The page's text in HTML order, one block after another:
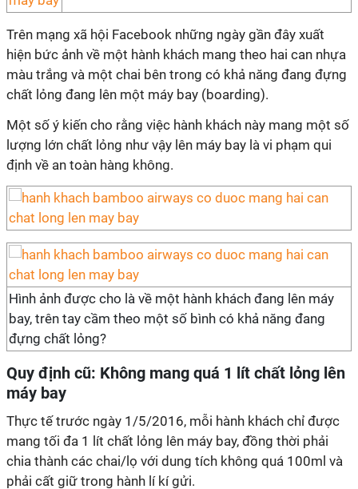
Trên mạng xã hội Facebook những ngày gần đây xuất
hiện bức ảnh về một hành khách mang theo hai can nhựa
màu trắng và một chai bên trong có khả năng đang đựng
chất lỏng đang lên một máy bay (boarding).
Một số ý kiến cho rằng việc hành khách này mang một số
lượng lớn chất lỏng như vậy lên máy bay là vi phạm qui
định về an toàn hàng không.
Hình ảnh được cho là về một hành khách đang lên máy
bay, trên tay cầm theo một số bình có khả năng đang
đựng chất lỏng?
Quy định cũ: Không mang quá 1 lít chất lỏng lên
máy bay
Thực tế trước ngày 1/5/2016, mỗi hành khách chỉ được
mang tối đa 1 lít chất lỏng lên máy bay, đồng thời phải
chia thành các chai/lọ với dung tích không quá 100ml và
phải cất giữ trong hành lí kí gửi.